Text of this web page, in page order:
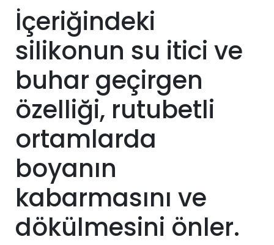
İçeriğindeki
silikonun su itici ve
buhar geçirgen
özelliği, rutubetli
ortamlarda
boyanın
kabarmasını ve
dökülmesini önler.